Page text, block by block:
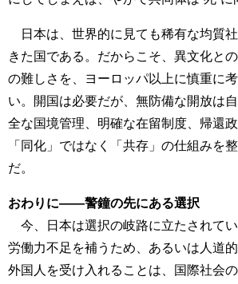
日本は、世界的に見ても稀有な均質
きた国である。だからこそ、異文化と
の難しさを、ヨーロッパ以上に慎重に
い。開国は必要だが、無防備な開放は
全な国境管理、明確な在留制度、帰還
「同化」ではなく「共存」の仕組みを
だ。
おわりに――警鐘の先にある選択
今、日本は選択の岐路に立たされてい
労働力不足を補うため、あるいは人道
外国人を受け入れることは、国際社会